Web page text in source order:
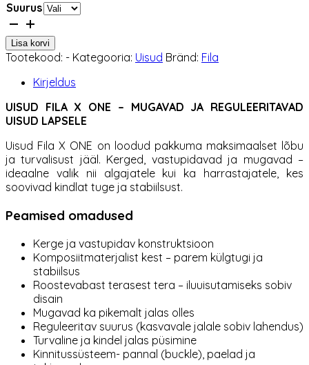
Suurus
Uisud
Fila
X
One
reguleeritavad
kogus
Lisa korvi
Tootekood: - Kategooria: Uisud Bränd: Fila
Kirjeldus
UISUD FILA X ONE – MUGAVAD JA REGULEERITAVAD
UISUD LAPSELE
Uisud Fila X ONE on loodud pakkuma maksimaalset lõbu
ja turvalisust jääl. Kerged, vastupidavad ja mugavad –
ideaalne valik nii algajatele kui ka harrastajatele, kes
soovivad kindlat tuge ja stabiilsust.
Peamised omadused
Kerge ja vastupidav konstruktsioon
Komposiitmaterjalist kest – parem külgtugi ja
stabiilsus
Roostevabast terasest tera – iluuisutamiseks sobiv
disain
Mugavad ka pikemalt jalas olles
Reguleeritav suurus (kasvavale jalale sobiv lahendus)
Turvaline ja kindel jalas püsimine
Kinnitussüsteem- pannal (buckle), paelad ja